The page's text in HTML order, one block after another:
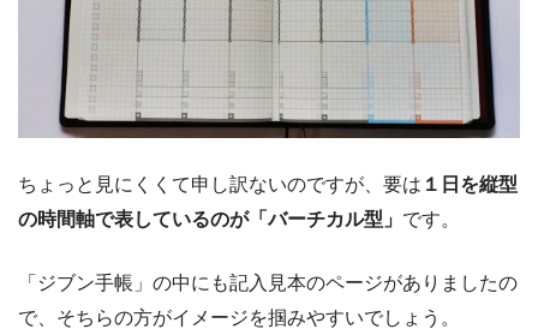
ちょっと見にくくて申し訳ないのですが、要は １日を縦型
の時間軸で表しているのが「バーチカル型」 です。
「ジブン手帳」の中にも記入見本のページがありましたの
で、そちらの方がイメージを掴みやすいでしょう。